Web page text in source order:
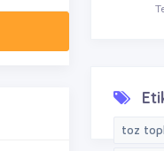
toz